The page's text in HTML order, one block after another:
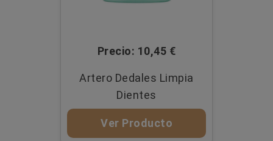
Precio: 10,45 €
Artero Dedales Limpia
Dientes
Ver Producto